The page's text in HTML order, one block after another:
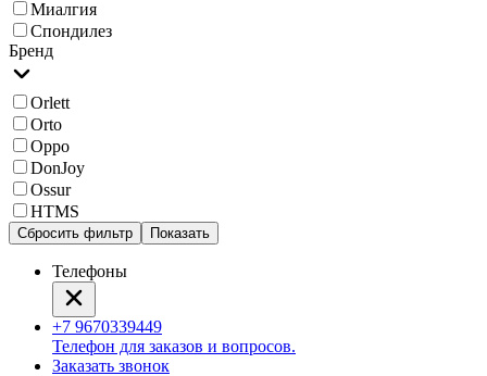
Миалгия
Спондилез
Бренд
Orlett
Orto
Oppo
DonJoy
Ossur
HTMS
Сбросить фильтр Показать
Телефоны
+7 9670339449
Телефон для заказов и вопросов.
Заказать звонок